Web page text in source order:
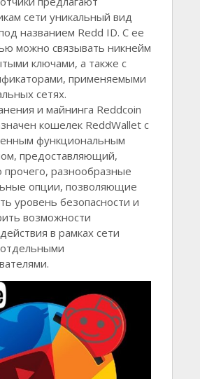
сети уникальный вид
названием Redd ID. С ее
можно связывать никнейм
ключами, а также с
применяемыми
сетях.
и майнинга Reddcoin
кошелек ReddWallet с
функциональным
предоставляющий,
прочего, разнообразные
опции, позволяющие
уровень безопасности и
возможности
в рамках сети